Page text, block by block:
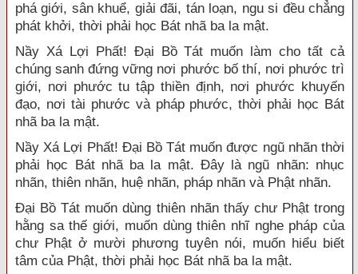
phá giới, sân khuể, giải đãi, tán loạn, ngu si đều chẳng
phát khởi, thời phải học Bát nhã ba la mật.
Nầy Xá Lợi Phất! Đại Bồ Tát muốn làm cho tất cả
chúng sanh đứng vững nơi phước bố thí, nơi phước trì
giới, nơi phước tu tập thiền định, nơi phước khuyến
đạo, nơi tài phước và pháp phước, thời phải học Bát
nhã ba la mật.
Nầy Xá Lợi Phất! Đại Bồ Tát muốn được ngũ nhãn thời
phải học Bát nhã ba la mật. Đây là ngũ nhãn: nhục
nhãn, thiên nhãn, huệ nhãn, pháp nhãn và Phật nhãn.
Đại Bồ Tát muốn dùng thiên nhãn thấy chư Phật trong
hằng sa thế giới, muốn dùng thiên nhĩ nghe pháp của
chư Phật ở mười phương tuyên nói, muốn hiểu biết
tâm của Phật, thời phải học Bát nhã ba la mật.